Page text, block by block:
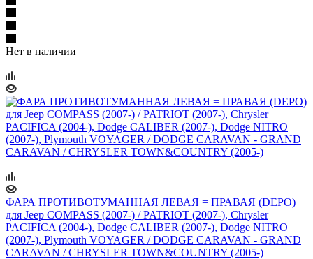
Нет в наличии
ФАРА ПРОТИВОТУМАННАЯ ЛЕВАЯ = ПРАВАЯ (DEPO)
для Jeep COMPASS (2007-) / PATRIOT (2007-), Chrysler
PACIFICA (2004-), Dodge CALIBER (2007-), Dodge NITRO
(2007-), Plymouth VOYAGER / DODGE CARAVAN - GRAND
CARAVAN / CHRYSLER TOWN&COUNTRY (2005-)